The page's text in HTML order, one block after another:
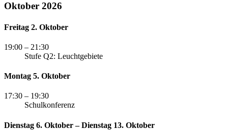
Oktober 2026
Freitag 2. Oktober
19:00 – 21:30
Stufe Q2: Leuchtgebiete
Montag 5. Oktober
17:30 – 19:30
Schulkonferenz
Dienstag 6. Oktober – Dienstag 13. Oktober